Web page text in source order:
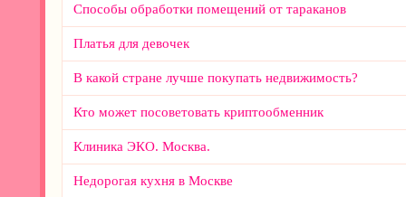
Способы обработки помещений от тараканов
Платья для девочек
В какой стране лучше покупать недвижимость?
Кто может посоветовать криптообменник
Клиника ЭКО. Москва.
Недорогая кухня в Москве